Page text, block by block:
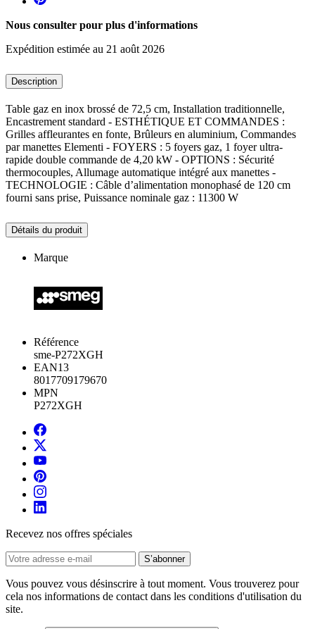
Nous consulter pour plus d'informations
Expédition estimée au 21 août 2026
Description
Table gaz en inox brossé de 72,5 cm, Installation traditionnelle,
Encastrement standard - ESTHÉTIQUE ET COMMANDES :
Grilles affleurantes en fonte, Brûleurs en aluminium, Commandes
par manettes Elementi - FOYERS : 5 foyers gaz, 1 foyer ultra-
rapide double commande de 4,20 kW - OPTIONS : Sécurité
thermocouples, Allumage automatique intégré aux manettes -
TECHNOLOGIE : Câble d’alimentation monophasé de 120 cm
fourni sans prise, Puissance nominale gaz : 11300 W
Détails du produit
Marque
Référence
sme-P272XGH
EAN13
8017709179670
MPN
P272XGH
Recevez nos offres spéciales
Vous pouvez vous désinscrire à tout moment. Vous trouverez pour
cela nos informations de contact dans les conditions d'utilisation du
site.